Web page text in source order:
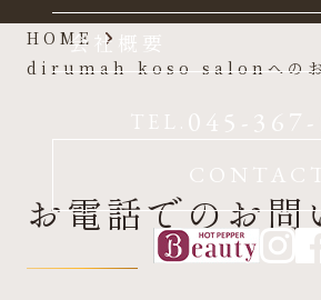
会社概要
TEL. 045-
HOME
dirumah koso salonへのお
お電話でのお問